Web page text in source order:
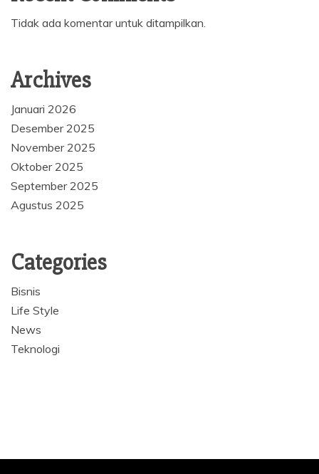
Tidak ada komentar untuk ditampilkan.
Archives
Januari 2026
Desember 2025
November 2025
Oktober 2025
September 2025
Agustus 2025
Categories
Bisnis
Life Style
News
Teknologi